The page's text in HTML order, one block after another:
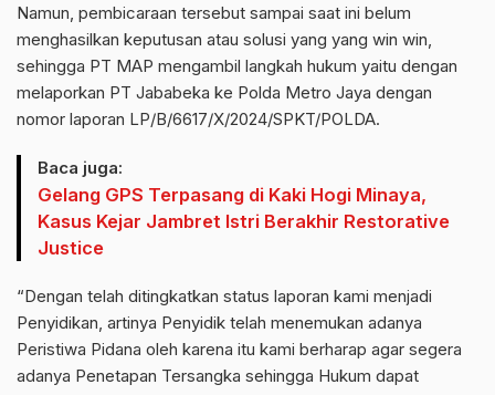
Namun, pembicaraan tersebut sampai saat ini belum
menghasilkan keputusan atau solusi yang yang win win,
sehingga PT MAP mengambil langkah hukum yaitu dengan
melaporkan PT Jababeka ke Polda Metro Jaya dengan
nomor laporan LP/B/6617/X/2024/SPKT/POLDA.
Baca juga:
Gelang GPS Terpasang di Kaki Hogi Minaya,
Kasus Kejar Jambret Istri Berakhir Restorative
Justice
“Dengan telah ditingkatkan status laporan kami menjadi
Penyidikan, artinya Penyidik telah menemukan adanya
Peristiwa Pidana oleh karena itu kami berharap agar segera
adanya Penetapan Tersangka sehingga Hukum dapat